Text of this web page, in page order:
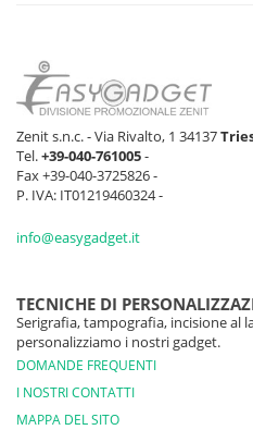
Zenit s.n.c. - Via Rivalto, 1 34137
Tel.+39-040-761005-
Fax +39-040-3725826 -
P. IVA: IT01219460324 -
info@easygadget.it
TECNICHE DI
Serigrafia, tampografia, incisione al
personalizziamo i nostri gadget.
DOMANDE FREQUENTI
I NOSTRI CONTATTI
MAPPA DEL SITO